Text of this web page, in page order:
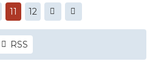
11 12
RSS